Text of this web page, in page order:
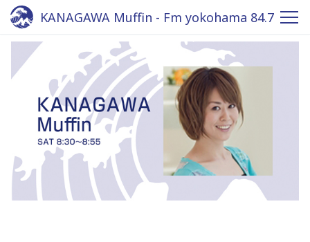
KANAGAWA Muffin - Fm yokohama 84.7